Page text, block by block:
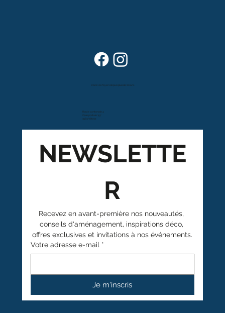
Route cantonale 4
Case postale 157
1963 Vétroz
Dans vos foyers depuis plus de 80 ans
NEWSLETTE
R
Recevez en avant-première nos nouveautés,
conseils d'aménagement, inspirations déco,
offres exclusives et invitations à nos événements.
Votre adresse e-mail *
Je m'inscris